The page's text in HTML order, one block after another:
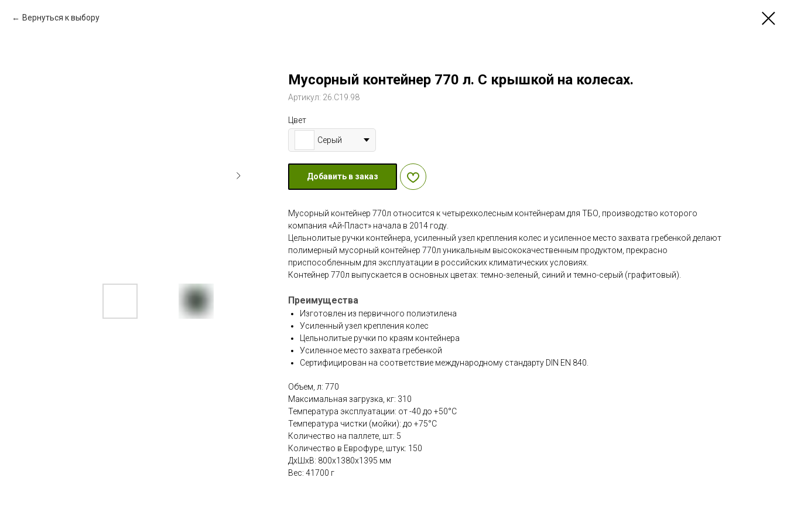
Вернуться к выбору
Мусорный контейнер 770 л. С крышкой на колесах.
Артикул: 26.С19.98
Цвет
Серый
Добавить в заказ
Мусорный контейнер 770л относится к четырехколесным контейнерам для ТБО, производство которого
компания «Ай-Пласт» начала в 2014 году.
Цельнолитые ручки контейнера, усиленный узел крепления колес и усиленное место захвата гребенкой делают
полимерный мусорный контейнер 770л уникальным высококачественным продуктом, прекрасно
приспособленным для эксплуатации в российских климатических условиях.
Контейнер 770л выпускается в основных цветах: темно-зеленый, синий и темно-серый (графитовый).
Преимущества
Изготовлен из первичного полиэтилена
Усиленный узел крепления колес
Цельнолитые ручки по краям контейнера
Усиленное место захвата гребенкой
Сертифицирован на соответствие международному стандарту DIN EN 840.
Объем, л: 770
Максимальная загрузка, кг: 310
Температура эксплуатации: от -40 до +50°С
Температура чистки (мойки): до +75°С
Количество на паллете, шт: 5
Количество в Еврофуре, штук: 150
ДxШxВ: 800x1380x1395 мм
Вес: 41700 г